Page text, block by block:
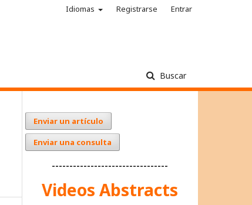
Buscar
Idiomas Registrarse Entrar
Enviar un artículo
Enviar una consulta
---------------------------------
Videos Abstracts